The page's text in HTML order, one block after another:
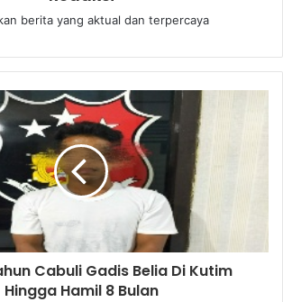
berita yang aktual dan terpercaya
Cabuli Gadis Belia Di Kutim
Hingga Hamil 8 Bulan